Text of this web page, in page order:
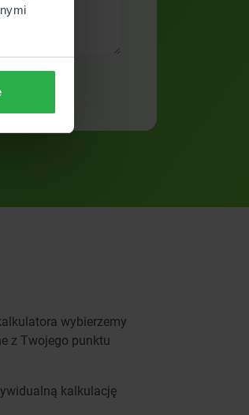
wybierzemy
z Twojego punktu
kalkulację